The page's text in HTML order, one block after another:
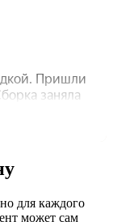
для каждого
может сам